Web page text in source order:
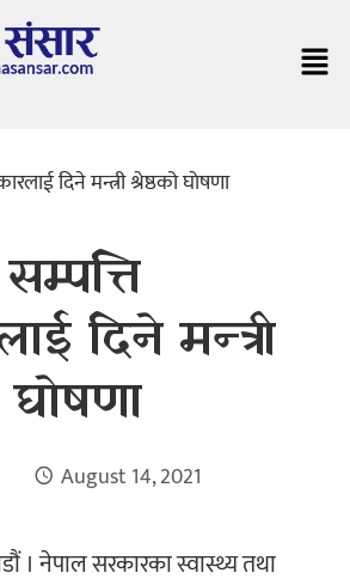
दिने मन्त्री श्रेष्ठको घाेषणा
दिने मन्त्री
घाेषणा
August 14, 2021
। नेपाल सरकारका स्वास्थ्य तथा